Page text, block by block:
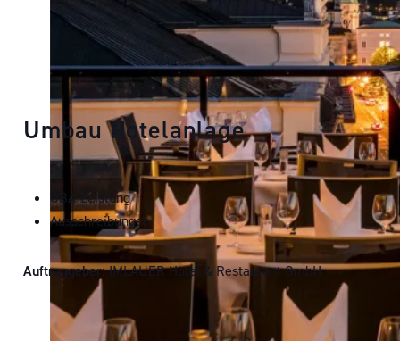
Copyright IMLAUER Günter Standl
Umbau Hotelanlage
ÖBA-Leistung
Ausschreibungen
Auftraggeber:IMLAUER Hotel & Restaurant GmbH